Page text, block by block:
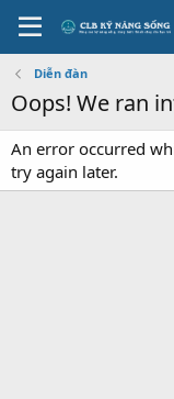
Diễn đàn
Oops! We ran
An error occurred
try again later.